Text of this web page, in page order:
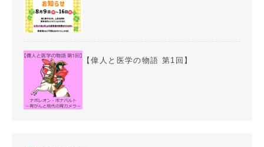
【偉人と医学の物語 第1回】